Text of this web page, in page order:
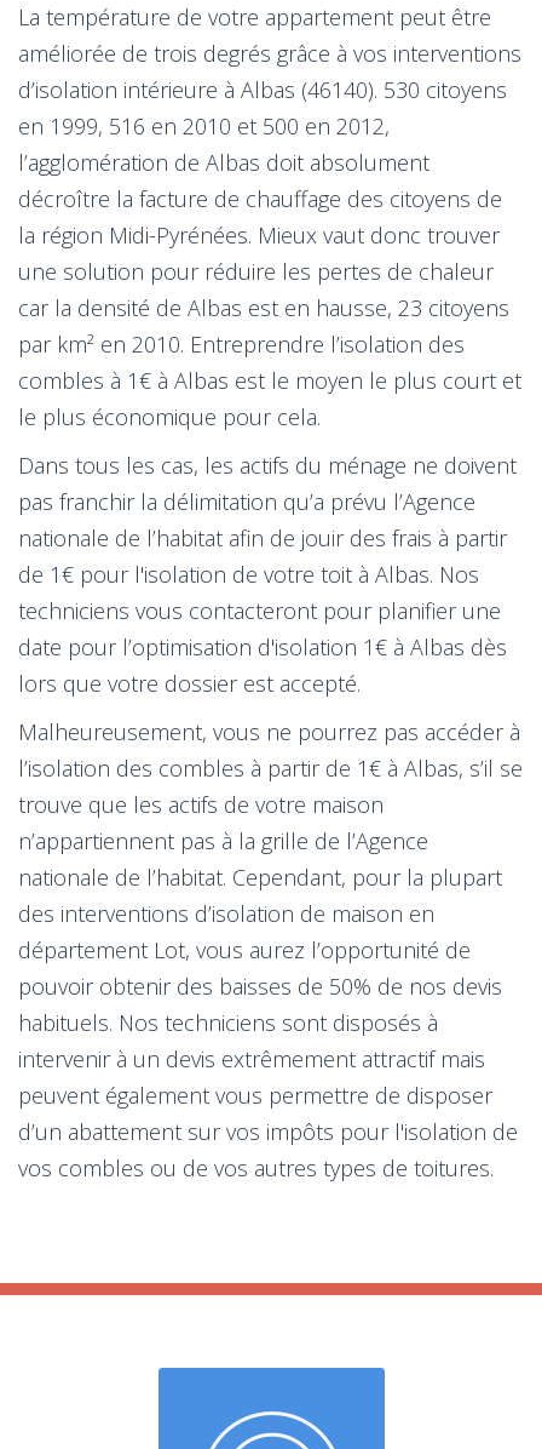
La température de votre appartement peut être
améliorée de trois degrés grâce à vos interventions
d’isolation intérieure à Albas (46140). 530 citoyens
en 1999, 516 en 2010 et 500 en 2012,
l’agglomération de Albas doit absolument
décroître la facture de chauffage des citoyens de
la région Midi-Pyrénées. Mieux vaut donc trouver
une solution pour réduire les pertes de chaleur
car la densité de Albas est en hausse, 23 citoyens
par km² en 2010. Entreprendre l’isolation des
combles à 1€ à Albas est le moyen le plus court et
le plus économique pour cela.
Dans tous les cas, les actifs du ménage ne doivent
pas franchir la délimitation qu’a prévu l’Agence
nationale de l’habitat afin de jouir des frais à partir
de 1€ pour l'isolation de votre toit à Albas. Nos
techniciens vous contacteront pour planifier une
date pour l’optimisation d'isolation 1€ à Albas dès
lors que votre dossier est accepté.
Malheureusement, vous ne pourrez pas accéder à
l’isolation des combles à partir de 1€ à Albas, s’il se
trouve que les actifs de votre maison
n’appartiennent pas à la grille de l’Agence
nationale de l’habitat. Cependant, pour la plupart
des interventions d’isolation de maison en
département Lot, vous aurez l’opportunité de
pouvoir obtenir des baisses de 50% de nos devis
habituels. Nos techniciens sont disposés à
intervenir à un devis extrêmement attractif mais
peuvent également vous permettre de disposer
d’un abattement sur vos impôts pour l'isolation de
vos combles ou de vos autres types de toitures.